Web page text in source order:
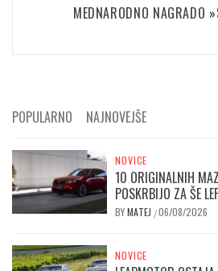
MEDNARODNO NAGRADO
POPULARNO NAJNOVEJŠE
NOVICE
10 ORIGINALNIH
POSKRBIJO ZA ŠE
BYMATEJ /06/08/2026
NOVICE